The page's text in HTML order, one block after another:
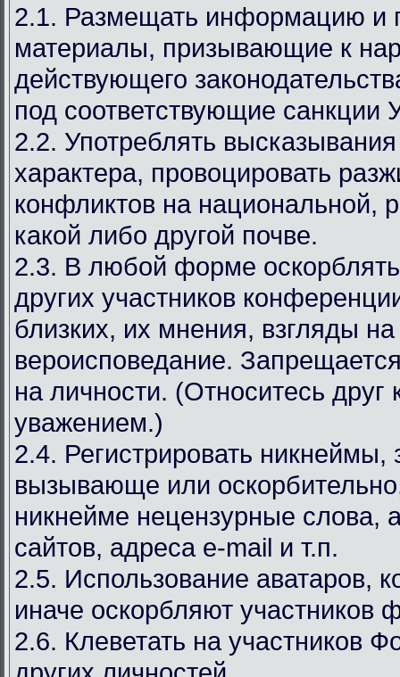
2.1. Размещать информацию и
материалы, призывающие к
действующего
под соответствующие санкции
2.2. Употреблять высказывания
характера, провоцировать
конфликтов на национальной,
какой либо другой почве.
2.3. В любой форме
других участников
близких, их мнения, взгляды
вероисповедание.
на личности. (Относитесь друг
уважением.)
2.4. Регистрировать никнеймы,
вызывающе или
никнейме нецензурные слова,
сайтов, адреса e-mail и т.п.
2.5. Использование аватаров,
иначе оскорбляют участников
2.6. Клеветать на участников